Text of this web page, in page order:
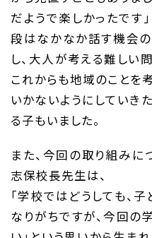
だようで楽しかったです
段はなかなか話す機会
し、大人が考える難しい
これからも地域のことを
いかないようにしていき
る子もいました。
また、今回の取り組み
志保校長先生は、
「学校ではどうしても、
なりがちですが、今回の